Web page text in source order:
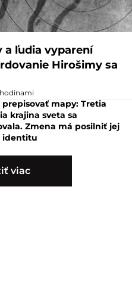
a ľudia vyparení
Hirošimy sa
mapy: Tretia
krajina sveta sa
Zmena má posilniť jej
identitu
viac